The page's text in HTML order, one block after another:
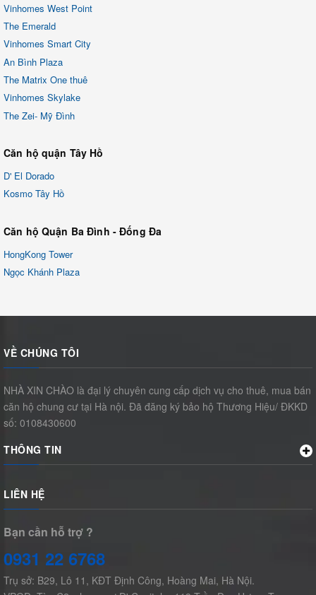
Vinhomes West Point
The Emerald
Vinhomes Smart City
An Bình Plaza
The Matrix One thuê
Vinhomes Skylake
The Zei- Mỹ Đình
Căn hộ quận Tây Hồ
D' El Dorado
Kosmo Tây Hồ
Căn hộ Quận Ba Đình - Đống Đa
HongKong Tower
Ngọc Khánh Plaza
VỀ CHÚNG TÔI
NHÀ XIN CHÀO là đại lý chuyên cung cấp dịch vụ cho thuê, mua bán
căn hộ chung cư tại Hà nội. Đã đăng ký bảo hộ Thương Hiệu/ ĐKKD
số: 0108430600
THÔNG TIN
LIÊN HỆ
Bạn cần hỗ trợ ?
0931 22 6768
Trụ sở: B29, Lô 11, KĐT Định Công, Hoàng Mai, Hà Nội.